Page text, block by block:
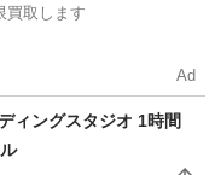
買取します
Ad
ィングスタジオ 1時間